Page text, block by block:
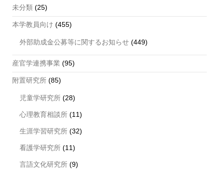
未分類 (25)
本学教員向け (455)
外部助成金公募等に関するお知らせ (449)
産官学連携事業 (95)
附置研究所 (85)
児童学研究所 (28)
心理教育相談所 (11)
生涯学習研究所 (32)
看護学研究所 (11)
言語文化研究所 (9)